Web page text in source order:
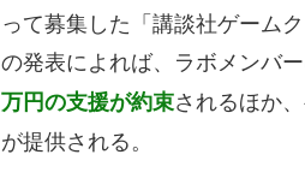
って募集した「講談社ゲーム
の発表によれば、ラボメンバ
万円の支援が約束されるほか
が提供される。